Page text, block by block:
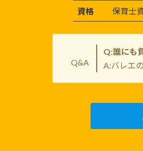
資格 保育士
Q&A
Q:誰にも
A:バレエ